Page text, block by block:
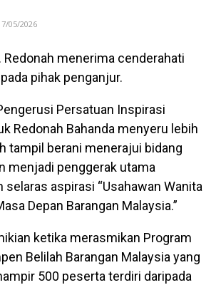
05/2026
menerima cenderahati
pihak penganjur.
Persatuan Inspirasi
Redonah Bahanda menyeru lebih
tampil berani menerajui bidang
menjadi penggerak utama
aspirasi “Usahawan Wanita
Depan Barangan Malaysia.”
ketika merasmikan Program
Belilah Barangan Malaysia yang
500 peserta terdiri daripada